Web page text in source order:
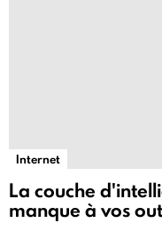
Internet
La couche
manque à vos